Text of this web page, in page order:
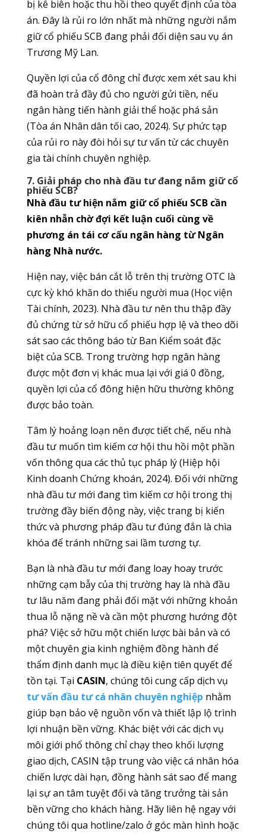
bị kê biên hoặc thu hồi theo quyết định của tòa
án. Đây là rủi ro lớn nhất mà những người nắm
giữ cổ phiếu SCB đang phải đối diện sau vụ án
Trương Mỹ Lan.
Quyền lợi của cổ đông chỉ được xem xét sau khi
đã hoàn trả đầy đủ cho người gửi tiền, nếu
ngân hàng tiến hành giải thể hoặc phá sản
(Tòa án Nhân dân tối cao, 2024). Sự phức tạp
của rủi ro này đòi hỏi sự tư vấn từ các chuyên
gia tài chính chuyên nghiệp.
7. Giải pháp cho nhà đầu tư đang nắm giữ cổ
phiếu SCB?
Nhà đầu tư hiện nắm giữ cổ phiếu SCB cần
kiên nhẫn chờ đợi kết luận cuối cùng về
phương án tái cơ cấu ngân hàng từ Ngân
hàng Nhà nước.
Hiện nay, việc bán cắt lỗ trên thị trường OTC là
cực kỳ khó khăn do thiếu người mua (Học viện
Tài chính, 2023). Nhà đầu tư nên thu thập đầy
đủ chứng từ sở hữu cổ phiếu hợp lệ và theo dõi
sát sao các thông báo từ Ban Kiểm soát đặc
biệt của SCB. Trong trường hợp ngân hàng
được một đơn vị khác mua lại với giá 0 đồng,
quyền lợi của cổ đông hiện hữu thường không
được bảo toàn.
Tâm lý hoảng loạn nên được tiết chế, nếu nhà
đầu tư muốn tìm kiếm cơ hội thu hồi một phần
vốn thông qua các thủ tục pháp lý (Hiệp hội
Kinh doanh Chứng khoán, 2024). Đối với những
nhà đầu tư mới đang tìm kiếm cơ hội trong thị
trường đầy biến động này, việc trang bị kiến
thức và phương pháp đầu tư đúng đắn là chìa
khóa để tránh những sai lầm tương tự.
Bạn là nhà đầu tư mới đang loay hoay trước
những cạm bẫy của thị trường hay là nhà đầu
tư lâu năm đang phải đối mặt với những khoản
thua lỗ nặng nề và cần một phương hướng đột
phá? Việc sở hữu một chiến lược bài bản và có
một chuyên gia kinh nghiệm đồng hành để
thẩm định danh mục là điều kiện tiên quyết để
tồn tại. Tại CASIN, chúng tôi cung cấp dịch vụ
tư vấn đầu tư cá nhân chuyên nghiệp nhằm
giúp bạn bảo vệ nguồn vốn và thiết lập lộ trình
lợi nhuận bền vững. Khác biệt với các dịch vụ
môi giới phổ thông chỉ chạy theo khối lượng
giao dịch, CASIN tập trung vào việc cá nhân hóa
chiến lược dài hạn, đồng hành sát sao để mang
lại sự an tâm tuyệt đối và tăng trưởng tài sản
bền vững cho khách hàng. Hãy liên hệ ngay với
chúng tôi qua hotline/zalo ở góc màn hình hoặc